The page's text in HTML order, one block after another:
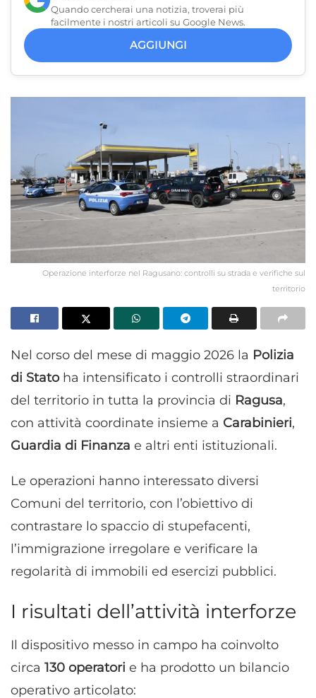
Quando cercherai una notizia, troverai più
facilmente i nostri articoli su Google News.
AGGIUNGI
Operazione interforze nel Ragusano: controlli su strada e verifiche sul
territorio
Nel corso del mese di maggio 2026 la Polizia
di Statoha intensificato i controlli straordinari
del territorio in tutta la provincia di Ragusa,
con attività coordinate insieme a Carabinieri,
Guardia di Finanza e altri enti istituzionali.
Le operazioni hanno interessato diversi
Comuni del territorio, con l’obiettivo di
contrastare lo spaccio di stupefacenti,
l’immigrazione irregolare e verificare la
regolarità di immobili ed esercizi pubblici.
I risultati dell’attività interforze
Il dispositivo messo in campo ha coinvolto
circa 130 operatori e ha prodotto un bilancio
operativo articolato: